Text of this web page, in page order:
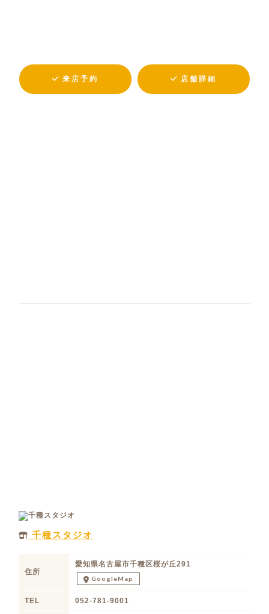
来店予約 店舗詳細
千種スタジオ
住所
愛知県名古屋市千種区桜が丘291
GoogleMap
TEL 052-781-9001